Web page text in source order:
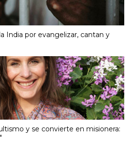
India por evangelizar, cantan y
y se convierte en misionera: